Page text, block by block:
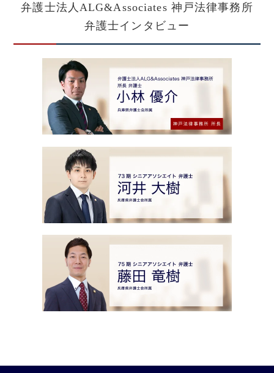
弁護士法人ALG&Associates 神戸法律事務所
弁護士インタビュー